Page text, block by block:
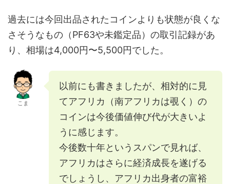
過去には今回出品されたコインよりも状態が良くな
さそうなもの（PF63や未鑑定品）の取引記録があ
り、相場は4,000円〜5,500円でした。
こま
以前にも書きましたが、相対的に見
てアフリカ（南アフリカは覗く）の
コインは今後価値伸び代が大きいよ
うに感じます。
今後数十年というスパンで見れば、
アフリカはさらに経済成長を遂げる
でしょうし、アフリカ出身者の富裕